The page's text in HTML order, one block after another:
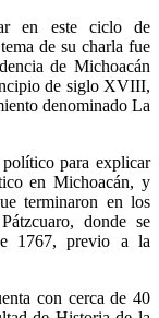
en este ciclo de
de su charla fue
de Michoacán
de siglo XVIII,
denominado La
para explicar
en Michoacán, y
terminaron en los
donde se
1767, previo a la
con cerca de 40